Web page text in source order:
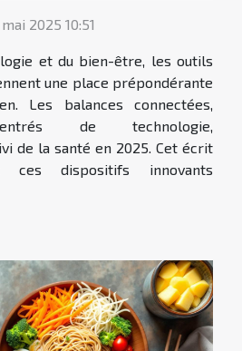
santé en 2025 ?
2025 10:51
et du bien-être, les outils
une place prépondérante
Les balances connectées,
de technologie,
de la santé en 2025. Cet écrit
ces dispositifs innovants